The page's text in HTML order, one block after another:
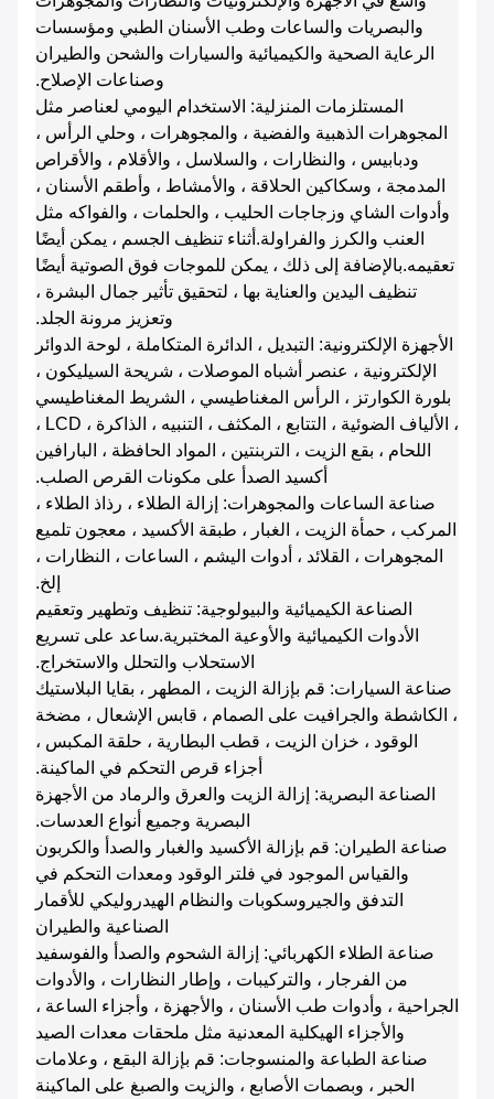
والبصريات والساعات وطب الأسنان الطبي ومؤسسات
الرعاية الصحية والكيميائية والسيارات والشحن والطيران
وصناعات الإصلاح.
المستلزمات المنزلية: الاستخدام اليومي لعناصر مثل
المجوهرات الذهبية والفضية ، والمجوهرات ، وحلي الرأس ،
ودبابيس ، والنظارات ، والسلاسل ، والأقلام ، والأقراص
المدمجة ، وسكاكين الحلاقة ، والأمشاط ، وأطقم الأسنان ،
وأدوات الشاي وزجاجات الحليب ، والحلمات ، والفواكه مثل
العنب والكرز والفراولة.أثناء تنظيف الجسم ، يمكن أيضًا
تعقيمه.بالإضافة إلى ذلك ، يمكن للموجات فوق الصوتية أيضًا
تنظيف اليدين والعناية بها ، لتحقيق تأثير جمال البشرة ،
وتعزيز مرونة الجلد.
الأجهزة الإلكترونية: التبديل ، الدائرة المتكاملة ، لوحة الدوائر
الإلكترونية ، عنصر أشباه الموصلات ، شريحة السيليكون ،
بلورة الكوارتز ، الرأس المغناطيسي ، الشريط المغناطيسي
، الألياف الضوئية ، التتابع ، المكثف ، التنبيه ، الذاكرة ، LCD ،
اللحام ، بقع الزيت ، التربنتين ، المواد الحافظة ، البارافين
أكسيد الصدأ على مكونات القرص الصلب.
صناعة الساعات والمجوهرات: إزالة الطلاء ، رذاذ الطلاء ،
المركب ، حمأة الزيت ، الغبار ، طبقة الأكسيد ، معجون تلميع
المجوهرات ، القلائد ، أدوات اليشم ، الساعات ، النظارات ،
إلخ.
الصناعة الكيميائية والبيولوجية: تنظيف وتطهير وتعقيم
الأدوات الكيميائية والأوعية المختبرية.ساعد على تسريع
الاستحلاب والتحلل والاستخراج.
صناعة السيارات: قم بإزالة الزيت ، المطهر ، بقايا البلاستيك
، الكاشطة والجرافيت على الصمام ، قابس الإشعال ، مضخة
الوقود ، خزان الزيت ، قطب البطارية ، حلقة المكبس ،
أجزاء قرص التحكم في الماكينة.
الصناعة البصرية: إزالة الزيت والعرق والرماد من الأجهزة
البصرية وجميع أنواع العدسات.
صناعة الطيران: قم بإزالة الأكسيد والغبار والصدأ والكربون
والقياس الموجود في فلتر الوقود ومعدات التحكم في
التدفق والجيروسكوبات والنظام الهيدروليكي للأقمار
الصناعية والطيران
صناعة الطلاء الكهربائي: إزالة الشحوم والصدأ والفوسفيد
من الفرجار ، والتركيبات ، وإطار النظارات ، والأدوات
الجراحية ، وأدوات طب الأسنان ، والأجهزة ، وأجزاء الساعة ،
والأجزاء الهيكلية المعدنية مثل ملحقات معدات الصيد
صناعة الطباعة والمنسوجات: قم بإزالة البقع ، وعلامات
الحبر ، وبصمات الأصابع ، والزيت والصبغ على الماكينة